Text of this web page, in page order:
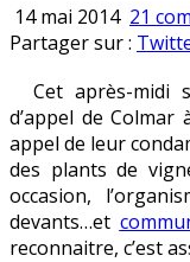
14 mai 2014 21
Partager sur :
Cet après-midi
d’appel de
appel de leur
des plants de
occasion,
devants…et
reconnaitre, c’est